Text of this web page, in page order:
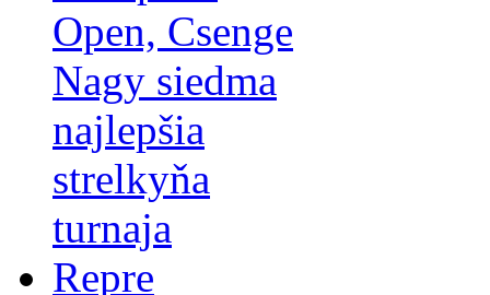
Open, Csenge
Nagy siedma
najlepšia
strelkyňa
turnaja
Repre